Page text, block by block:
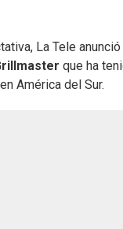
La Tele
que ha
América del Sur.